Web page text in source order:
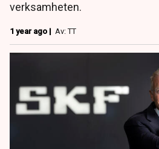
verksamheten.
1 year ago | Av: TT